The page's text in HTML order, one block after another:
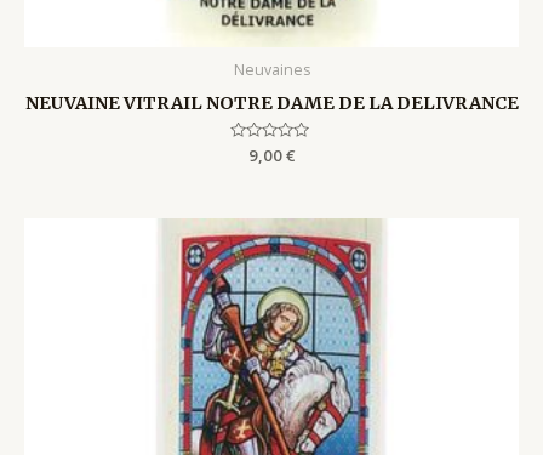
Neuvaines
NEUVAINE VITRAIL NOTRE DAME DE LA DELIVRANCE
Rated
9,00€